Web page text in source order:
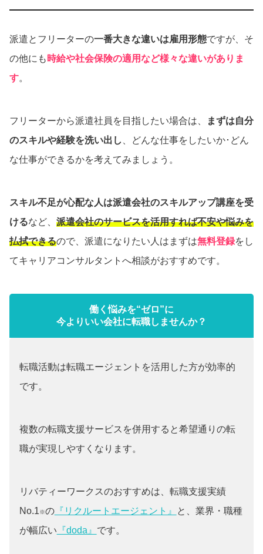
派遣とフリーターの一番大きな違いは雇用形態ですが、そ
の他にも 時給や社会保険の適用など様々な違いがありま
す。
フリーターから派遣社員を目指したい場合は、
まずは自分
のスキルや経験を洗い出し
、どんな仕事をしたいか･どん
な仕事ができるかを考えてみましょう。
スキル不足が心配な人は派遣会社のスキルアップ講座を受
けるなど、 派遣会社のサービスを活用すれば不安や悩みを
払拭できるので、派遣になりたい人はまずは無料登録をし
てキャリアコンサルタントへ相談がおすすめです。
働く悩みを“ゼロ”に
今よりいい会社に転職しませんか？
転職活動は転職エージェントを活用した方が効率的
です。
複数の転職支援サービスを併用すると希望通りの転
職が実現しやすくなります。
リバティーワークスのおすすめは、転職支援実績
No.1※の『リクルートエージェント』
と、業界・職種
が幅広い 『doda』 です。